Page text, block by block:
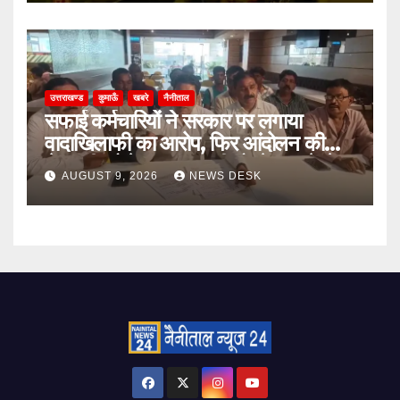
उत्तराखण्ड कुमाऊँ खबरे नैनीताल
सफाई कर्मचारियों ने सरकार पर लगाया
वादाखिलाफी का आरोप, फिर आंदोलन की
चेतावनी; बोले- जरूरत पड़ी तो जेल जाने से
भी नहीं हटेंगे पीछे
AUGUST 9, 2026 NEWS DESK